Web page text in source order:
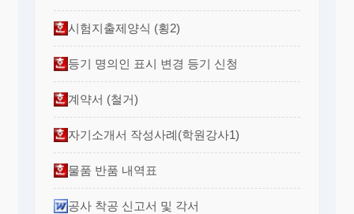
시험지출제양식 (횡2)
등기 명의인 표시 변경 등기 신청
계약서 (철거)
자기소개서 작성사례(학원강사1)
물품 반품 내역표
공사 착공 신고서 및 각서